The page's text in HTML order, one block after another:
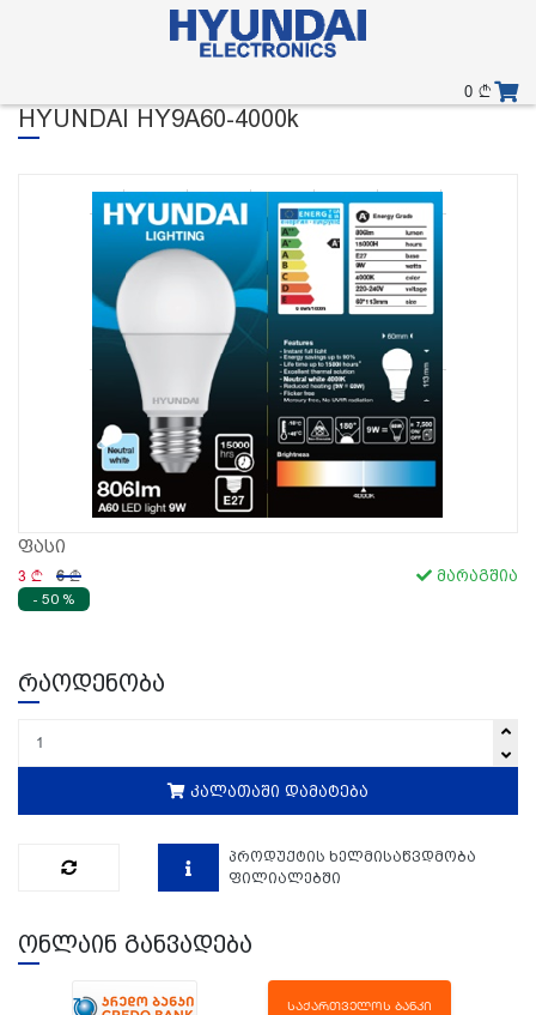
0
HYUNDAI HY9A60-4000k
ფასი
3 6 მარაგშია
- 50 %
რაოდენობა
კალათაში დამატება
პროდუქტის ხელმისაწვდმობა
ფილიალებში
ონლაინ განვადება
ᲡᲐᲥᲐᲠᲗᲕᲔᲚᲝᲡ ᲑᲐᲜᲙᲘ